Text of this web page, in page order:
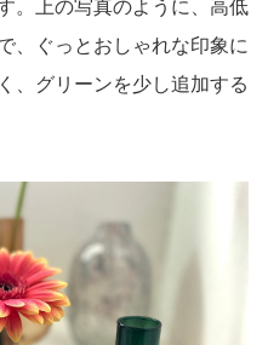
。上の写真のように、高低
、ぐっとおしゃれな印象に
、グリーンを少し追加する